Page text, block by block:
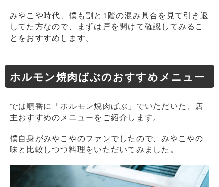
みやこや時代、僕も割と1階の混み具合を見て引き返
してた方なので、まずは戸を開けて確認してみるこ
とをおすすめします。
ホルモン焼肉ばぶのおすすめメニュー
では順番に「ホルモン焼肉ばぶ」でいただいた、店
主おすすめのメニューをご紹介します。
僕自身がみやこやのファンでしたので、みやこやの
味と比較しつつ料理をいただいてみました。